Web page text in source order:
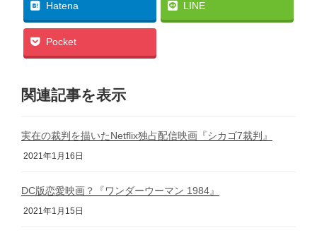
Hatena LINE
Pocket
関連記事を表示
実在の裁判を描いたNetflix独占配信映画『シカゴ7裁判』
2021年1月16日
DC版恋愛映画？『ワンダーウーマン 1984』
2021年1月15日